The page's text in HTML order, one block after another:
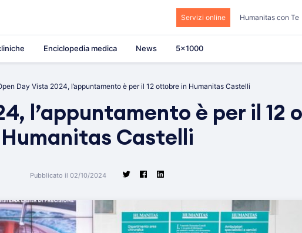
Servizi online Humanitas con Te
Enciclopedia medica News 5×1000
Day Vista 2024, l’appuntamento è per il 12 ottobre in Humanitas Castelli
l’appuntamento è per il 12
Humanitas Castelli
Pubblicato il 02/10/2024